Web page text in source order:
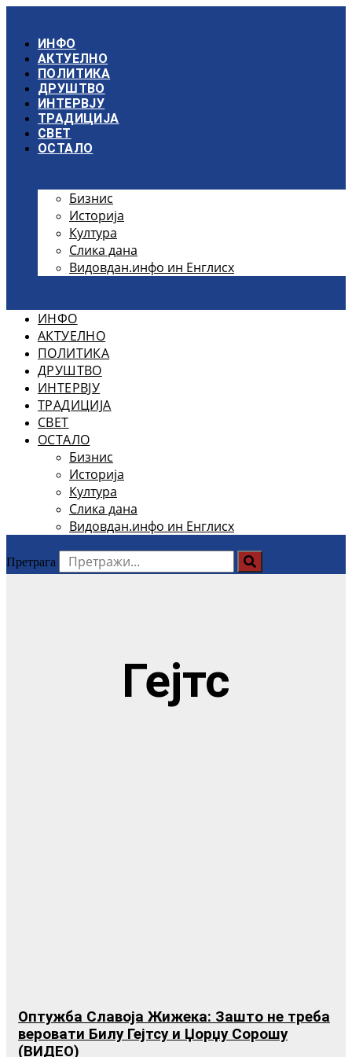
садржајИНФО
АКТУЕЛНО
ПОЛИТИКА
ДРУШТВО
ИНТЕРВЈУ
ТРАДИЦИЈА
СВЕТ
ОСТАЛО
Бизнис
Историја
Култура
Слика дана
Видовдан.инфо ин Енглисх
ИНФО
АКТУЕЛНО
ПОЛИТИКА
ДРУШТВО
ИНТЕРВЈУ
ТРАДИЦИЈА
СВЕТ
ОСТАЛО
Бизнис
Историја
Култура
Слика дана
Видовдан.инфо ин Енглисх
Претрага
Гејтс
Оптужба Славоја Жижека: Зашто не треба
веровати Билу Гејтсу и Џорџу Сорошу
(ВИДЕО)